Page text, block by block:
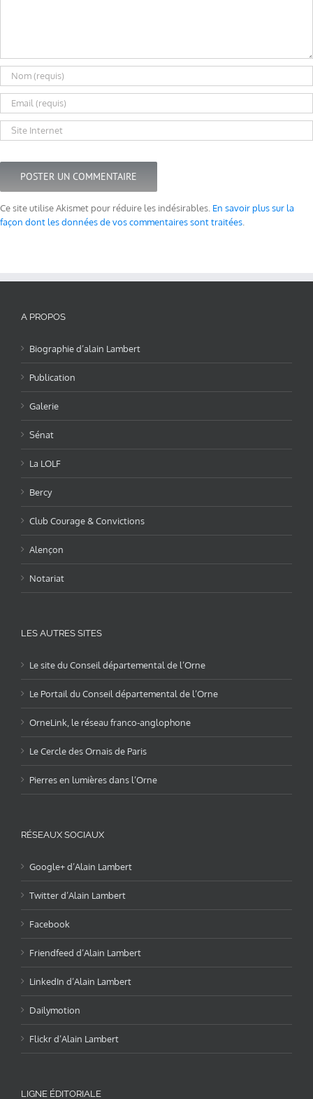
Ce site utilise Akismet pour réduire les indésirables. En savoir plus sur la
façon dont les données de vos commentaires sont traitées
A PROPOS
Biographie d’alain Lambert
Publication
Galerie
Sénat
La LOLF
Bercy
Club Courage & Convictions
Alençon
Notariat
LES AUTRES SITES
Le site du Conseil départemental de l’Orne
Le Portail du Conseil départemental de l’Orne
OrneLink, le réseau franco-anglophone
Le Cercle des Ornais de Paris
Pierres en lumières dans l’Orne
RÉSEAUX SOCIAUX
Google+ d’Alain Lambert
Twitter d’Alain Lambert
Facebook
Friendfeed d’Alain Lambert
LinkedIn d’Alain Lambert
Dailymotion
Flickr d’Alain Lambert
LIGNE ÉDITORIALE